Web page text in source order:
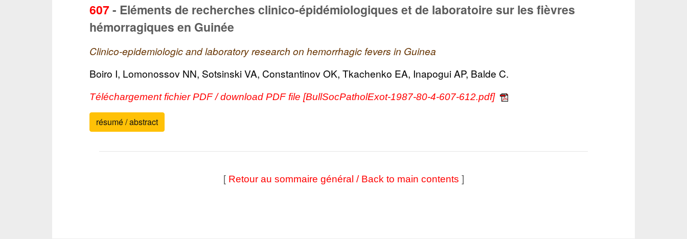
607- Eléments de recherches clinico-épidémiologiques et de laboratoire sur les fièvres
hémorragiques en Guinée
Clinico-epidemiologic and laboratory research on hemorrhagic fevers in Guinea
Boiro I, Lomonossov NN, Sotsinski VA, Constantinov OK, Tkachenko EA, Inapogui AP, Balde C.
Téléchargement fichier PDF / download PDF file [BullSocPatholExot-1987-80-4-607-612.pdf]
résumé / abstract
[ Retour au sommaire général / Back to main contents ]